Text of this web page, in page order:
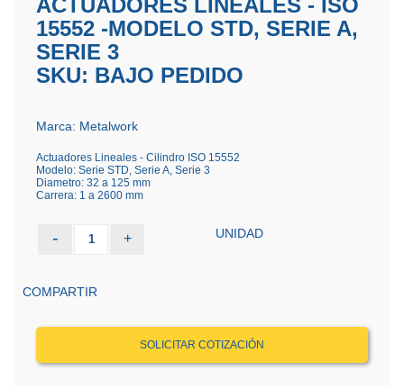
ACTUADORES LINEALES - ISO
15552 -MODELO STD, SERIE A,
SERIE 3
SKU: BAJO PEDIDO
Marca: Metalwork
Actuadores Lineales - Cilindro ISO 15552
Modelo: Serie STD, Serie A, Serie 3
Diametro: 32 a 125 mm
Carrera: 1 a 2600 mm
- 1 + UNIDAD
COMPARTIR
SOLICITAR COTIZACIÓN